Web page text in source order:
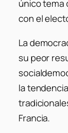
único tema
con el
La
su peor
la
Francia.